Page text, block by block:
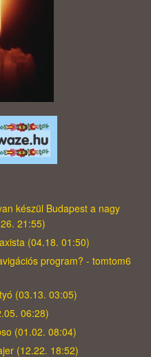
készül Budapest a nagy
21:55)
(04.18. 01:50)
program? - tomtom6
(03.13. 03:05)
06:28)
(01.02. 08:04)
(12.22. 18:52)